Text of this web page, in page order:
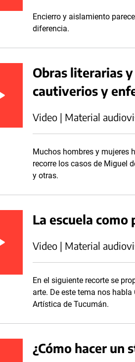
Encierro y aislamiento
diferencia.
Obras literarias
cautiverios y
Video | Material
Muchos hombres y mujeres
recorre los casos de Miguel
y otras.
La escuela
Video | Material
En el siguiente recorte se
arte. De este tema nos
Artística de Tucumán.
¿Cómo hacer un